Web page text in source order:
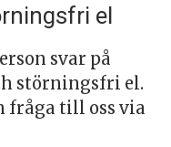
el
svar på
störningsfri el.
fråga till oss via